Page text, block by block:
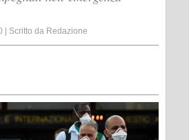
Scritto da Redazione